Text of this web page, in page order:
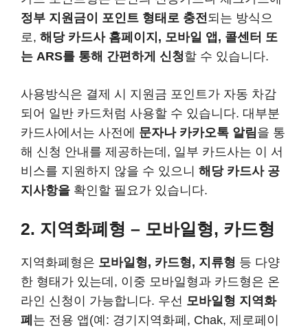
정부 지원금이 포인트 형태로 충전 되는 방식으
로, 해당 카드사 홈페이지, 모바일 앱, 콜센터 또
는 ARS를 통해 간편하게 신청할 수 있습니다.
사용방식은 결제 시 지원금 포인트가 자동 차감
되어 일반 카드처럼 사용할 수 있습니다. 대부분
카드사에서는 사전에 문자나 카카오톡 알림을 통
해 신청 안내를 제공하는데, 일부 카드사는 이 서
비스를 지원하지 않을 수 있으니 해당 카드사 공
지사항을 확인할 필요가 있습니다.
2. 지역화폐형 – 모바일형, 카드형
지역화폐형은 모바일형, 카드형, 지류형 등 다양
한 형태가 있는데, 이중 모바일형과 카드형은 온
라인 신청이 가능합니다. 우선 모바일형 지역화
폐 는 전용 앱(예: 경기지역화폐, Chak, 제로페이